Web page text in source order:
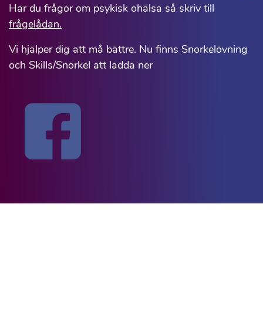
Har du frågor om psykisk ohälsa så skriv till
frågelådan.
Vi hjälper dig att må bättre. Nu finns Snorkelövning
och Skills/Snorkel att ladda ner